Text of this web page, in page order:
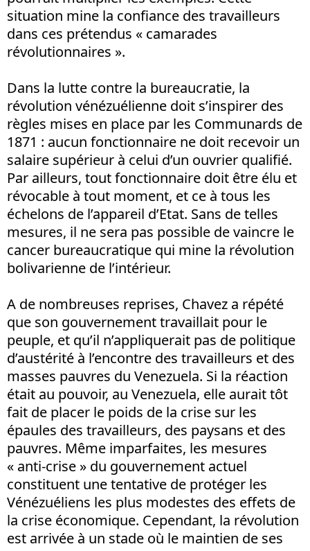
situation mine la confiance des travailleurs
dans ces prétendus « camarades
révolutionnaires ».
Dans la lutte contre la bureaucratie, la
révolution vénézuélienne doit s’inspirer des
règles mises en place par les Communards de
1871 : aucun fonctionnaire ne doit recevoir un
salaire supérieur à celui d’un ouvrier qualifié.
Par ailleurs, tout fonctionnaire doit être élu et
révocable à tout moment, et ce à tous les
échelons de l’appareil d’Etat. Sans de telles
mesures, il ne sera pas possible de vaincre le
cancer bureaucratique qui mine la révolution
bolivarienne de l’intérieur.
A de nombreuses reprises, Chavez a répété
que son gouvernement travaillait pour le
peuple, et qu’il n’appliquerait pas de politique
d’austérité à l’encontre des travailleurs et des
masses pauvres du Venezuela. Si la réaction
était au pouvoir, au Venezuela, elle aurait tôt
fait de placer le poids de la crise sur les
épaules des travailleurs, des paysans et des
pauvres. Même imparfaites, les mesures
« anti-crise » du gouvernement actuel
constituent une tentative de protéger les
Vénézuéliens les plus modestes des effets de
la crise économique. Cependant, la révolution
est arrivée à un stade où le maintien de ses